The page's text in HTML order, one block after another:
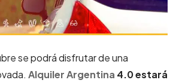
se podrá disfrutar de una
Alquiler Argentina 4.0 estará